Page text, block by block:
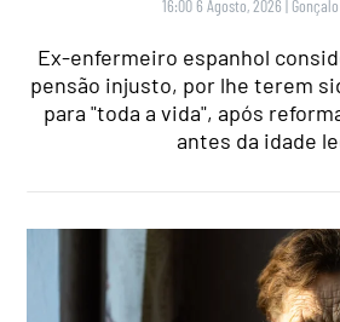
16:00 6 Agosto, 2026 |
Ex-enfermeiro espanhol
pensão injusto, por lhe terem
para "toda a vida", após
antes da idade